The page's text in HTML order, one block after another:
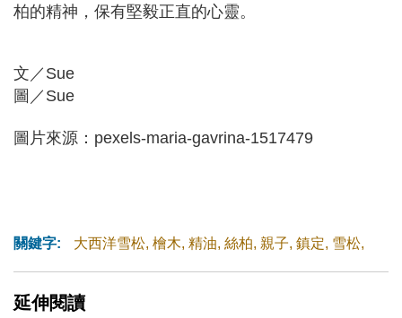
柏的精神，保有堅毅正直的心靈。
文／Sue
圖／Sue
圖片來源：pexels-maria-gavrina-1517479
關鍵字: 大西洋雪松, 檜木, 精油, 絲柏, 親子, 鎮定, 雪松,
延伸閱讀